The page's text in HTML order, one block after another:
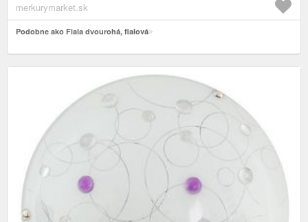
merkurymarket.sk
Podobne ako Fiala dvourohá, fialová